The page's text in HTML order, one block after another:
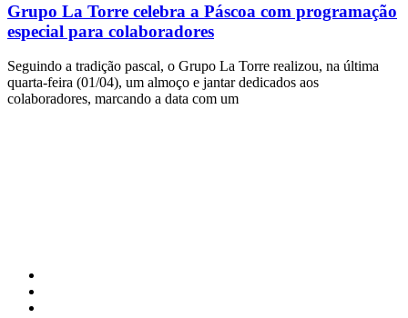
Grupo La Torre celebra a Páscoa com programação
especial para colaboradores
Seguindo a tradição pascal, o Grupo La Torre realizou, na última
quarta-feira (01/04), um almoço e jantar dedicados aos
colaboradores, marcando a data com um